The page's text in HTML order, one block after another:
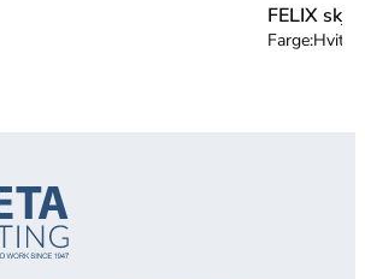
FELIX
Farge:Hvit